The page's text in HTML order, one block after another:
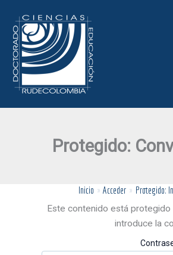
contenido
Protegido:
Inicio Acceder Protegido:
Este contenido está protegido
introduce la